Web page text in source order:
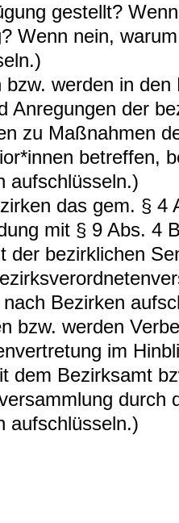
gestellt?
Wenn nein,
werden in
Anregungen der
zu Maßnahmen
betreffen,
aufschlüsseln.)
das gem. § 4
mit § 9 Abs. 4
der bezirklichen
Bezirken
bzw. werden
im
dem Bezirksamt
durch
aufschlüsseln.)